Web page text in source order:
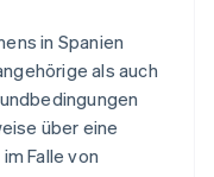
in Spanien
als auch
über eine
Falle von